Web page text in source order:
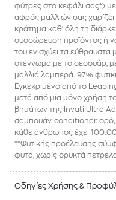
φύτρες στο κεφάλι σας*)
αφρός μαλλιών σας χαρίζει
κράτημα καθ' όλη τη
συσσώρευση προϊόντος ή
του ενισχύει τα εύθραυστα
στέγνωμα με το σεσουάρ,
μαλλιά λαμπερά. 97%
Εγκεκριμένο από το
μετά από μία μόνο χρήση
βημάτων της Invati Ultra
σαμπουάν, conditioner,
κάθε άνθρωπος έχει
**Φυτικής προέλευσης
φυτά, χωρίς ορυκτά
Οδηγίες Χρήσης &